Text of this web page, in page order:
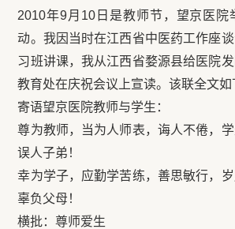
2010年9月10日是教师节，望京医院
动。我因当时在江西省中医药工作座
习班讲课，我从江西省婺源县给医院
教育处在庆祝会议上宣读。该联全文如
寄语望京医院教师与学生：
尊为教师，当为人师表，诲人不倦，
误人子弟！
幸为学子，应勤学苦练，善思敏行，
辜负父母！
横批：尊师爱生